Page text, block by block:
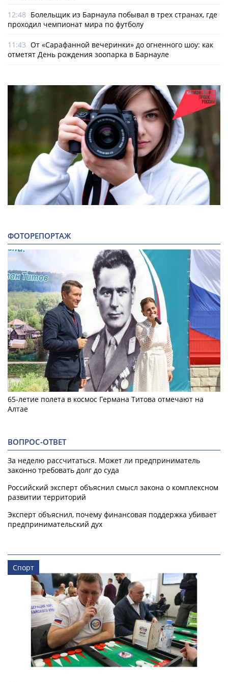
12:48 Болельщик из Барнаула побывал в трех странах, где
проходил чемпионат мира по футболу
11:43 От «Сарафанной вечеринки» до огненного шоу: как
отметят День рождения зоопарка в Барнауле
ФОТОРЕПОРТАЖ
65-летие полета в космос Германа Титова отмечают на
Алтае
ВОПРОС-ОТВЕТ
За неделю рассчитаться. Может ли предприниматель
законно требовать долг до суда
Российский эксперт объяснил смысл закона о комплексном
развитии территорий
Эксперт объяснил, почему финансовая поддержка убивает
предпринимательский дух
Спорт